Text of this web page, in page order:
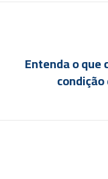
Entenda o que